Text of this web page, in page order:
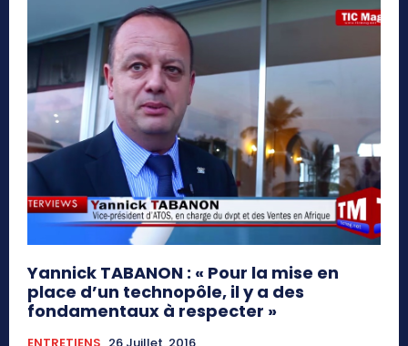
Yannick TABANON : « Pour la mise en
place d’un technopôle, il y a des
fondamentaux à respecter »